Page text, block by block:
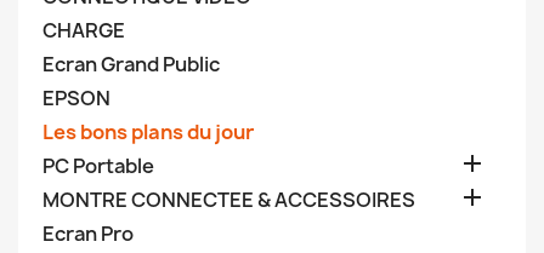
CHARGE
Ecran Grand Public
EPSON
Les bons plans du jour
PC Portable

MONTRE CONNECTEE & ACCESSOIRES 
Ecran Pro